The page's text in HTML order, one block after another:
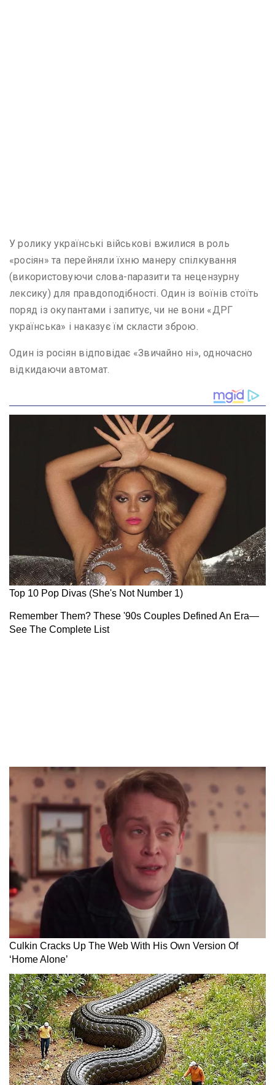
У ролику українські військові вжилися в роль
«росіян» та перейняли їхню манеру спілкування
(використовуючи слова-паразити та нецензурну
лексику) для правдоподібності. Один із воїнів стоїть
поряд із окупантами і запитує, чи не вони «ДРГ
українська» і наказує їм скласти зброю.
Один із росіян відповідає «Звичайно ні», одночасно
відкидаючи автомат.